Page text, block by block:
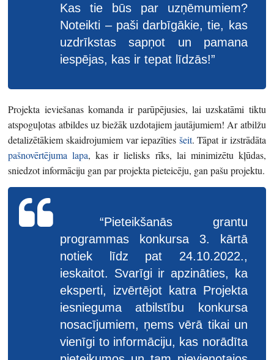
Kas tie būs par uzņēmumiem?
Noteikti – paši darbīgākie, tie, kas
uzdrīkstas sapņot un pamana
iespējas, kas ir tepat līdzās!”
Projekta ieviešanas komanda ir parūpējusies, lai uzskatāmi tiktu
atspoguļotas atbildes uz biežāk uzdotajiem jautājumiem! Ar atbilžu
detalizētākiem skaidrojumiem var iepazīties šeit. Tāpat ir izstrādāta
pašnovērtējuma lapa, kas ir lielisks rīks, lai minimizētu kļūdas,
sniedzot informāciju gan par projekta pieteicēju, gan pašu projektu.
“Pieteikšanās grantu
programmas konkursa 3. kārtā
notiek līdz pat 24.10.2022.,
ieskaitot. Svarīgi ir apzināties, ka
eksperti, izvērtējot katra Projekta
iesnieguma atbilstību konkursa
nosacījumiem, ņems vērā tikai un
vienīgi to informāciju, kas norādīta